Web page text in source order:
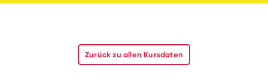
Zurück zu allen Kursdaten